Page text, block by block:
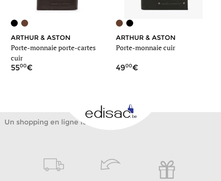
ARTHUR & ASTON
Porte-monnaie porte-cartes
cuir
5500
ARTHUR & ASTON
Porte-monnaie cuir
4900
Un shopping en ligne facile